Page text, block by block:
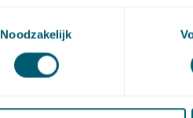
Noodzakelijk
) zag namelijk op
eerste half jaar